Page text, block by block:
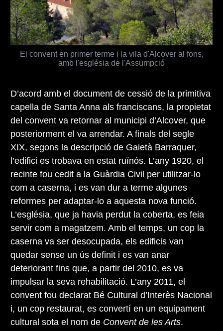
D’acord amb el document de cessió de la primitiva
capella de Santa Anna als franciscans, la propietat
del convent va retornar al municipi d’Alcover, que
posteriorment el va arrendar. A finals del segle
XIX, segons la descripció de Gaietà Barraquer,
l’edifici es trobava en estat ruïnós. L’any 1920, el
recinte fou cedit a la Guàrdia Civil per utilitzar-lo
com a caserna, i es van dur a terme algunes
reformes per adaptar-lo a aquesta nova funció.
L’església, que ja havia perdut la coberta, es feia
servir com a magatzem. Amb el temps, un cop la
caserna va ser desocupada, els edificis van
quedar sense un ús definit i es van anar
deteriorant fins que, a partir del 2010, es va
impulsar la seva rehabilitació. L’any 2011, el
convent fou declarat Bé Cultural d’Interès Nacional
i, un cop restaurat, es convertí en un equipament
cultural sota el nom de Convent de les Arts.
El convent en primer terme i la vila d'Alcover al fons,
amb l'església de l'Assumpció